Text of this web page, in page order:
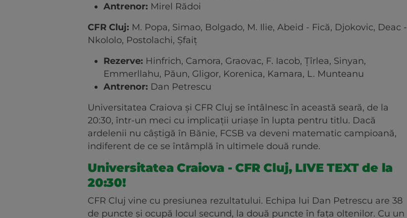
Antrenor: Mirel Rădoi
CFR Cluj: M. Popa, Simao, Bolgado, M. Ilie, Abeid - Fică, Djokovic, Deac -
Nkololo, Postolachi, Șfaiț
Rezerve: Hinfrich, Camora, Graovac, F. Iacob, Țîrlea, Sinyan,
Emmerllahu, Păun, Gligor, Korenica, Kamara, L. Munteanu
Antrenor: Dan Petrescu
Universitatea Craiova și CFR Cluj se întâlnesc în această seară, de la
20:30, într-un meci cu implicații uriașe în lupta pentru titlu. Dacă
ardelenii nu câștigă în Bănie, FCSB va deveni matematic campioană,
indiferent de ce se întâmplă în ultimele două runde.
Universitatea Craiova - CFR Cluj, LIVE TEXT de la
20:30!
CFR Cluj vine cu presiunea rezultatului. Echipa lui Dan Petrescu are 38
de puncte și ocupă locul secund, la două puncte în fața oltenilor. Cu un